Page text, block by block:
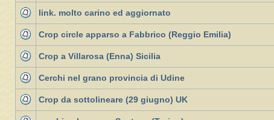
link. molto carino ed aggiornato
Crop circle apparso a Fabbrico (Reggio Emilia)
Crop a Villarosa (Enna) Sicilia
Cerchi nel grano provincia di Udine
Crop da sottolineare (29 giugno) UK